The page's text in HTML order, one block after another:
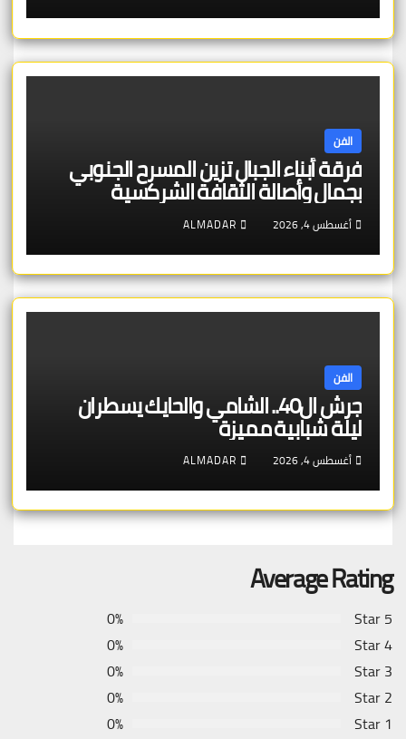
الفن
فرقة أبناء الجبال تزين المسرح الجنوبي
بجمال وأصالة الثقافة الشركسية
أغسطس 4, 2026 ALMADAR
الفن
جرش ال40.. الشامي والحايك يسطران
ليلة شبابية مميزة
أغسطس 4, 2026 ALMADAR
Average Rating
5 Star
0%
4 Star
0%
3 Star
0%
2 Star
0%
1 Star
0%